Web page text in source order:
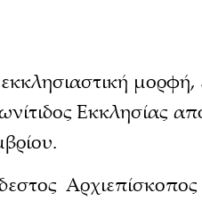
μορφή,
Εκκλησίας